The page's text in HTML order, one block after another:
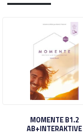
MOMENTE B1.2
AB+INTERAKTIVE